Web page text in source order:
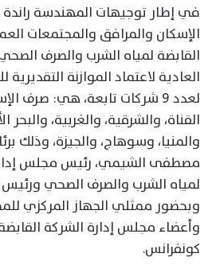
في إطار توجيهات المهندسة راندة
الإسكان والمرافق والمجتمعات
القابضة لمياه الشرب والصرف
لعدد 9 شركات تابعة، هي: صرف
القناة، والشرقية، والغربية، والبحر
والمنيا، وسوهاج، والجيزة، وذلك
مصطفى الشيمي، رئيس مجلس
لمياه الشرب والصرف الصحي ورئيس
وبحضور ممثلي الجهاز المركزي
وأعضاء مجلس إدارة الشركة
كونفرانس.